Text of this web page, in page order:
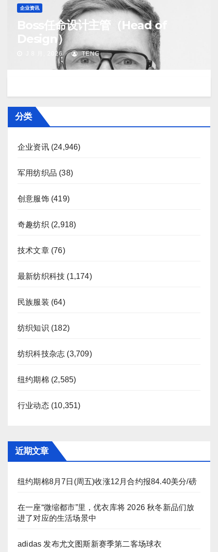
企业资讯
Boss任命设计主管（Head of
Design）
J 8 月, 2026 TENG
分类
企业资讯(24,946)
军用纺织品 (38)
创意服饰(419)
奇趣纺织 (2,918)
技术文章(76)
最新纺织科技 (1,174)
民族服装 (64)
纺织知识 (182)
纺织科技杂志 (3,709)
纽约期棉 (2,585)
行业动态(10,351)
近期文章
纽约期棉8月7日(周五)收涨12月合约报84.40美分/磅
在一座“微缩都市”里，优衣库将 2026 秋冬新品们放
进了对应的生活场景中
adidas 发布尤文图斯新赛季第二客场球衣